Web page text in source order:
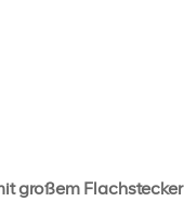
großem Flachstecker